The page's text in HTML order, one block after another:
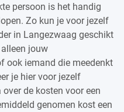
persoon is het handig
Zo kun je voor jezelf
in Langezwaag geschikt
jouw
ook iemand die meedenkt
je hier voor jezelf
de kosten voor een
genomen kost een